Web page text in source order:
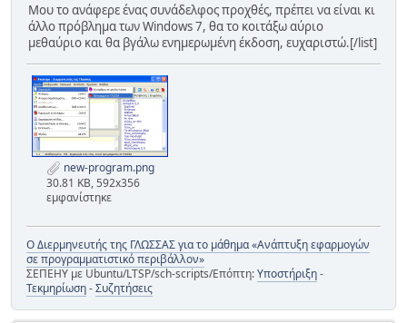
Μου το ανάφερε ένας συνάδελφος προχθές, πρέπει να είναι κι
άλλο πρόβλημα των Windows 7, θα το κοιτάξω αύριο
μεθαύριο και θα βγάλω ενημερωμένη έκδοση, ευχαριστώ.[/list]
new-program.png
30.81 KB, 592x356
εμφανίστηκε
Ο Διερμηνευτής της ΓΛΩΣΣΑΣ για το μάθημα «Ανάπτυξη εφαρμογών
σε προγραμματιστικό περιβάλλον»
ΣΕΠΕΗΥ με Ubuntu/LTSP/sch-scripts/Επόπτη:Υποστήριξη-
Τεκμηρίωση-Συζητήσεις